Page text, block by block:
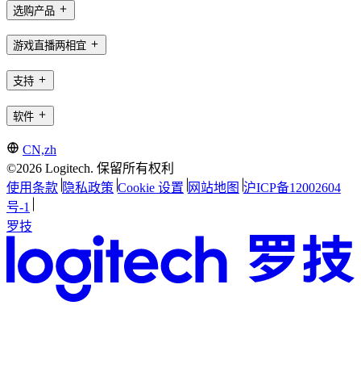
选购产品
游戏直播两相宜
支持
软件
CN,zh
©2026 Logitech. 保留所有权利
使用条款 隐私政策 Cookie 设置 网站地图 沪ICP备12002604
号-1
罗技